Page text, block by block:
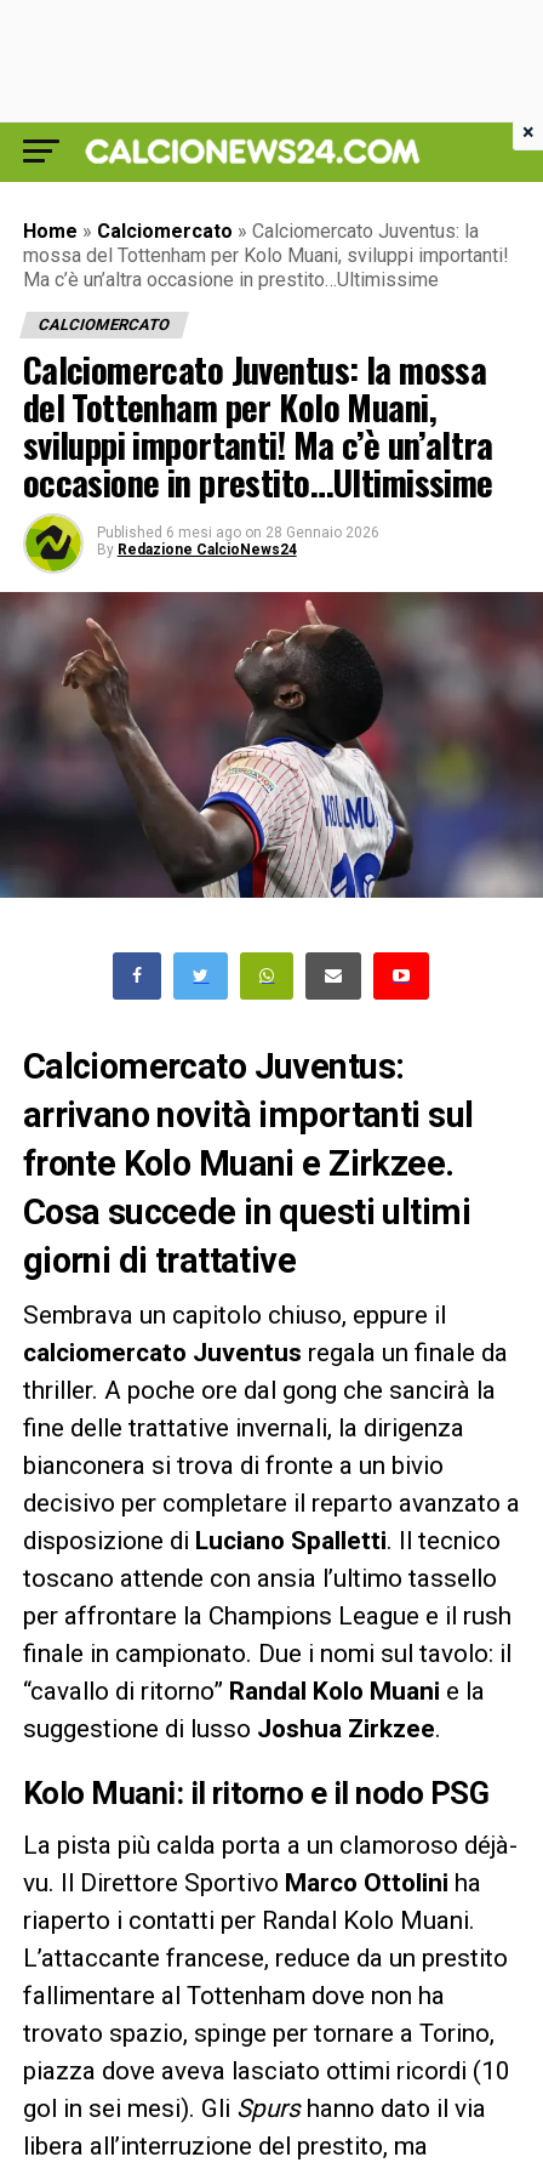
Home » Calciomercato » Calciomercato Juventus: la
mossa del Tottenham per Kolo Muani, sviluppi importanti!
Ma c’è un’altra occasione in prestito…Ultimissime
CALCIOMERCATO
Calciomercato Juventus: la mossa
del Tottenham per Kolo Muani,
sviluppi importanti! Ma c’è un’altra
occasione in prestito…Ultimissime
Published 6 mesi ago on 28 Gennaio 2026
By Redazione CalcioNews24
Calciomercato Juventus:
arrivano novità importanti sul
fronte Kolo Muani e Zirkzee.
Cosa succede in questi ultimi
giorni di trattative
Sembrava un capitolo chiuso, eppure il
calciomercato Juventus regala un finale da
thriller. A poche ore dal gong che sancirà la
fine delle trattative invernali, la dirigenza
bianconera si trova di fronte a un bivio
decisivo per completare il reparto avanzato a
disposizione di Luciano Spalletti. Il tecnico
toscano attende con ansia l’ultimo tassello
per affrontare la Champions League e il rush
finale in campionato. Due i nomi sul tavolo: il
“cavallo di ritorno” Randal Kolo Muani e la
suggestione di lusso Joshua Zirkzee.
Kolo Muani: il ritorno e il nodo PSG
La pista più calda porta a un clamoroso déjà-
vu. Il Direttore Sportivo Marco Ottolini ha
riaperto i contatti per Randal Kolo Muani.
L’attaccante francese, reduce da un prestito
fallimentare al Tottenham dove non ha
trovato spazio, spinge per tornare a Torino,
piazza dove aveva lasciato ottimi ricordi (10
gol in sei mesi). Gli Spurshanno dato il via
libera all’interruzione del prestito, ma
×